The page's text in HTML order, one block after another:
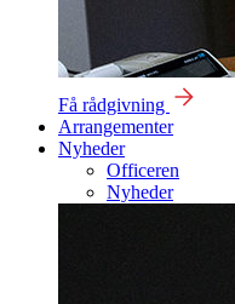
Få rådgivning
Arrangementer
Nyheder
Officeren
Nyheder